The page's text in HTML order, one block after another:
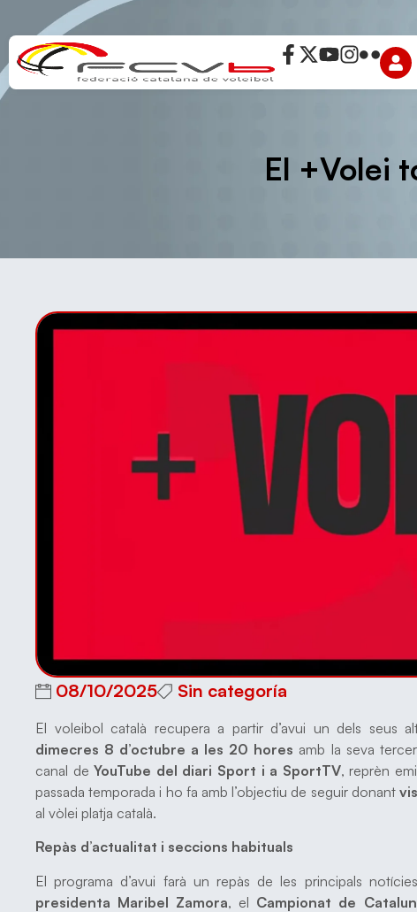
El +Volei
08/10/2025 Sin categoría
El voleibol català recupera a partir d’avui un dels seus
dimecres 8 d’octubre a les 20 hores amb la seva
canal deYouTube del diari Sport i a SportTV, reprèn
passada temporada i ho fa amb l’objectiu de seguir donant
al vòlei platja català.
Repàs d’actualitat i seccions habituals
El programa d’avui farà un repàs de les principals
presidenta Maribel Zamora, el Campionat de